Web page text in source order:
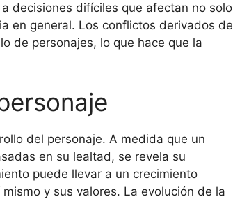
decisiones difíciles que afectan no solo
en general. Los conflictos derivados de
de personajes, lo que hace que la
del personaje. A medida que un
en su lealtad, se revela su
puede llevar a un crecimiento
y sus valores. La evolución de la